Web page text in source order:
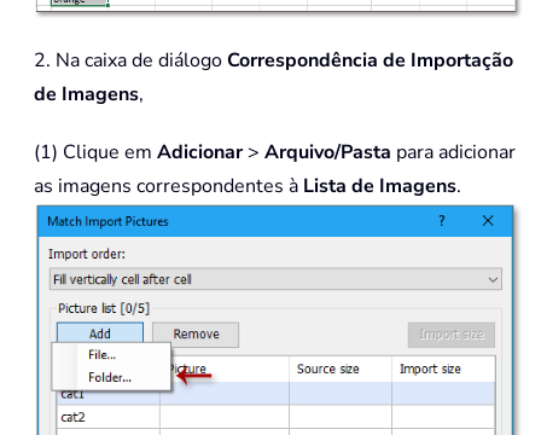
2. Na caixa de diálogoCorrespondência de Importação
de Imagens,
(1) Clique em Adicionar> Arquivo/Pasta para adicionar
as imagens correspondentes à Lista de Imagens.